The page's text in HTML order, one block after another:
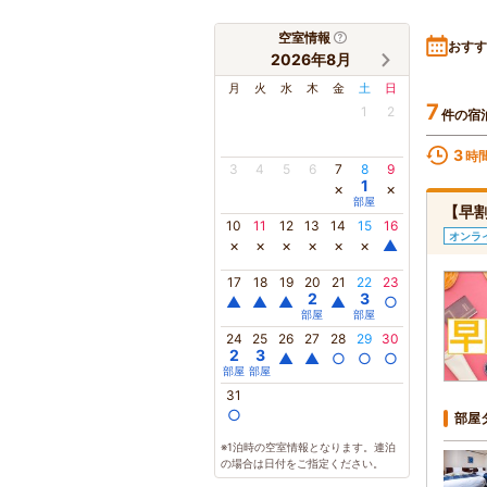
空室情報
2026年8月
月 火 水 木 金 土 日
1 2
3 4 5 6 7
×
8
1
部屋
9
×
10
×
11
×
12
×
13
×
14
×
15
×
16
▲
17
▲
18
▲
19
▲
20
2
部屋
21
▲
22
3
部屋
23
○
24
2
部屋
25
3
部屋
26
▲
27
▲
28
○
29
○
30
○
31
○
※1泊時の空室情報となります。連泊
の場合は日付をご指定ください。
おす
7 件の宿
3時
【早
オンラ
部屋